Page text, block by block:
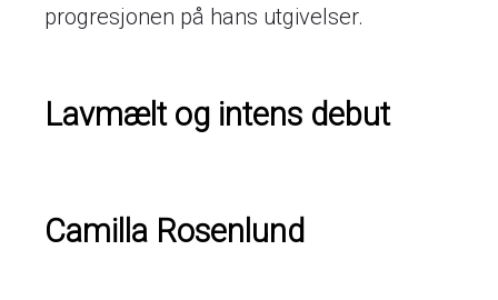
progresjonen på hans utgivelser.
Lavmælt og intens debut
Camilla Rosenlund